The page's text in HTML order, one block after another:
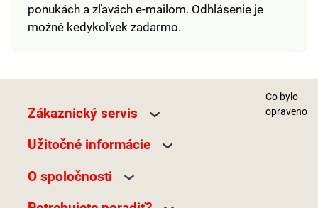
ponukách a zľavách e-mailom. Odhlásenie je
možné kedykoľvek zadarmo.
Zákaznický servis
Užitočné informácie
O spoločnosti
Co bylo
opraveno